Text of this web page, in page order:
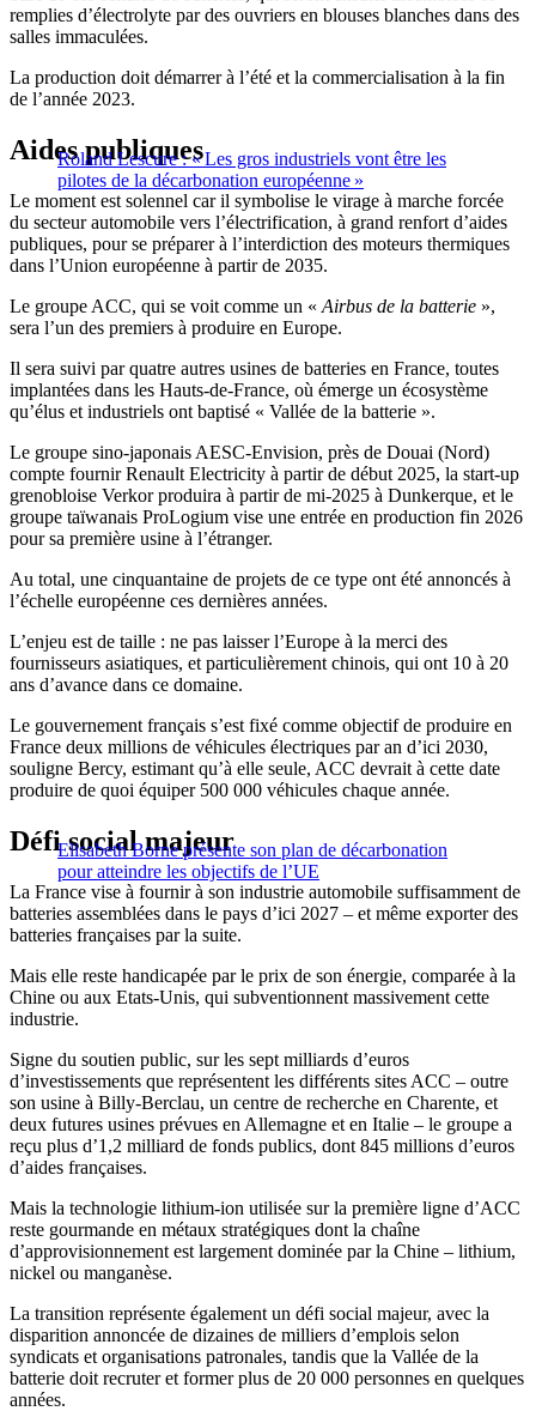
remplies d’électrolyte par des ouvriers en blouses blanches dans des
salles immaculées.
La production doit démarrer à l’été et la commercialisation à la fin
de l’année 2023.
Roland Lescure : « Les gros industriels vont être les
pilotes de la décarbonation européenne »
Aides publiques
Le moment est solennel car il symbolise le virage à marche forcée
du secteur automobile vers l’électrification, à grand renfort d’aides
publiques, pour se préparer à l’interdiction des moteurs thermiques
dans l’Union européenne à partir de 2035.
Le groupe ACC, qui se voit comme un « Airbus de la batterie »,
sera l’un des premiers à produire en Europe.
Il sera suivi par quatre autres usines de batteries en France, toutes
implantées dans les Hauts-de-France, où émerge un écosystème
qu’élus et industriels ont baptisé « Vallée de la batterie ».
Le groupe sino-japonais AESC-Envision, près de Douai (Nord)
compte fournir Renault Electricity à partir de début 2025, la start-up
grenobloise Verkor produira à partir de mi-2025 à Dunkerque, et le
groupe taïwanais ProLogium vise une entrée en production fin 2026
pour sa première usine à l’étranger.
Au total, une cinquantaine de projets de ce type ont été annoncés à
l’échelle européenne ces dernières années.
L’enjeu est de taille : ne pas laisser l’Europe à la merci des
fournisseurs asiatiques, et particulièrement chinois, qui ont 10 à 20
ans d’avance dans ce domaine.
Le gouvernement français s’est fixé comme objectif de produire en
France deux millions de véhicules électriques par an d’ici 2030,
souligne Bercy, estimant qu’à elle seule, ACC devrait à cette date
produire de quoi équiper 500 000 véhicules chaque année.
Elisabeth Borne présente son plan de décarbonation
pour atteindre les objectifs de l’UE
Défi social majeur
La France vise à fournir à son industrie automobile suffisamment de
batteries assemblées dans le pays d’ici 2027 – et même exporter des
batteries françaises par la suite.
Mais elle reste handicapée par le prix de son énergie, comparée à la
Chine ou aux Etats-Unis, qui subventionnent massivement cette
industrie.
Signe du soutien public, sur les sept milliards d’euros
d’investissements que représentent les différents sites ACC – outre
son usine à Billy-Berclau, un centre de recherche en Charente, et
deux futures usines prévues en Allemagne et en Italie – le groupe a
reçu plus d’1,2 milliard de fonds publics, dont 845 millions d’euros
d’aides françaises.
Mais la technologie lithium-ion utilisée sur la première ligne d’ACC
reste gourmande en métaux stratégiques dont la chaîne
d’approvisionnement est largement dominée par la Chine – lithium,
nickel ou manganèse.
La transition représente également un défi social majeur, avec la
disparition annoncée de dizaines de milliers d’emplois selon
syndicats et organisations patronales, tandis que la Vallée de la
batterie doit recruter et former plus de 20 000 personnes en quelques
années.